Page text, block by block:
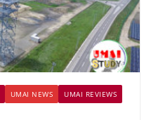
UMAI NEWS
UMAI REVIEWS